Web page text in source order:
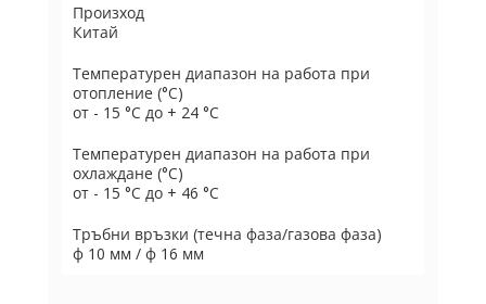
Произход
Китай
Температурен диапазон на работа при
отопление (°C)
от - 15 °C до + 24 °C
Температурен диапазон на работа при
охлаждане (°C)
от - 15 °C до + 46 °C
Тръбни връзки (течна фаза/газова фаза)
ф 10 мм / ф 16 мм